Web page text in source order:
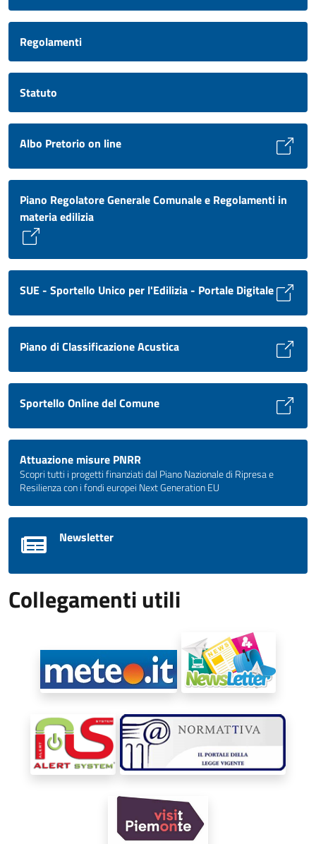
Regolamenti
Statuto
Albo Pretorio on line
Piano Regolatore Generale Comunale e Regolamenti in
materia edilizia
SUE - Sportello Unico per l'Edilizia - Portale Digitale
Piano di Classificazione Acustica
Sportello Online del Comune
Attuazione misure PNRR
Scopri tutti i progetti finanziati dal Piano Nazionale di Ripresa e
Resilienza con i fondi europei Next Generation EU
Newsletter
Collegamenti utili